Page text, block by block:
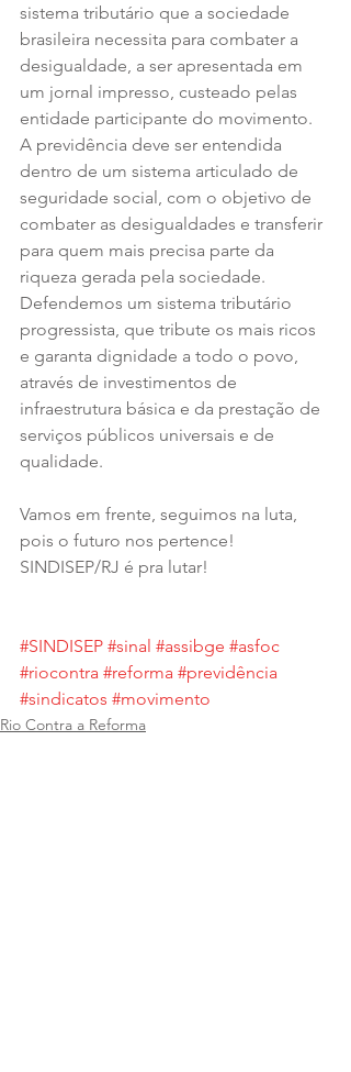
sistema tributário que a sociedade
brasileira necessita para combater a
desigualdade, a ser apresentada em
um jornal impresso, custeado pelas
entidade participante do movimento.
A previdência deve ser entendida
dentro de um sistema articulado de
seguridade social, com o objetivo de
combater as desigualdades e transferir
para quem mais precisa parte da
riqueza gerada pela sociedade.
Defendemos um sistema tributário
progressista, que tribute os mais ricos
e garanta dignidade a todo o povo,
através de investimentos de
infraestrutura básica e da prestação de
serviços públicos universais e de
qualidade.
Vamos em frente, seguimos na luta,
pois o futuro nos pertence!
SINDISEP/RJ é pra lutar!
#SINDISEP #sinal #assibge #asfoc
#riocontra #reforma #previdência
#sindicatos #movimento
Rio Contra a Reforma